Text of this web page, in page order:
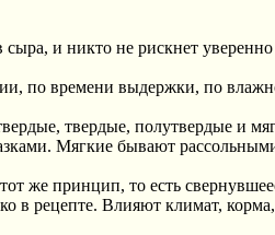
и никто не рискнет уверенно
по времени выдержки, по
твердые, полутвердые и
Мягкие бывают
же принцип, то есть
в рецепте. Влияют климат,